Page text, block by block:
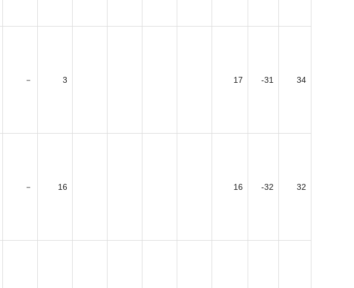
－ 3 17 -31 34
－ 16 16 -32 32